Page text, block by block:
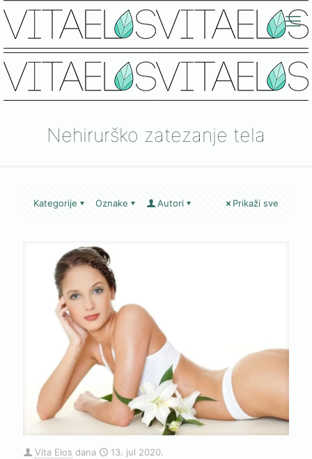
Nehirurško zatezanje tela
Kategorije Oznake Autori Prikaži sve
Vita Elos dana 13. jul 2020.